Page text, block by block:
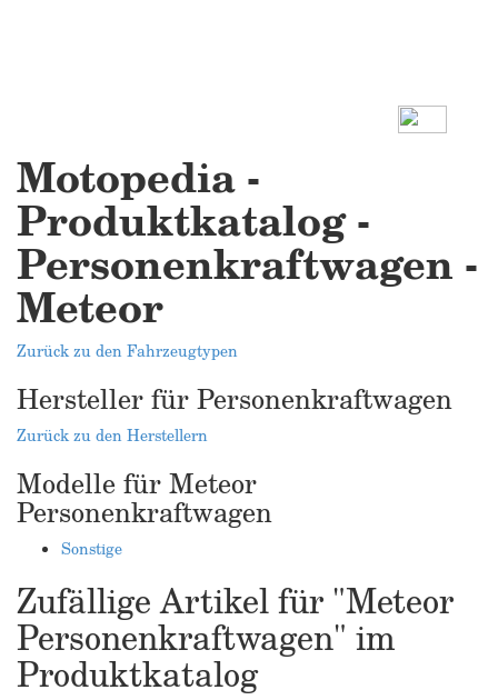
Motopedia -
Produktkatalog -
Personenkraftwagen -
Meteor
Zurück zu den Fahrzeugtypen
Hersteller für Personenkraftwagen
Zurück zu den Herstellern
Modelle für Meteor
Personenkraftwagen
Sonstige
Zufällige Artikel für "Meteor
Personenkraftwagen" im
Produktkatalog